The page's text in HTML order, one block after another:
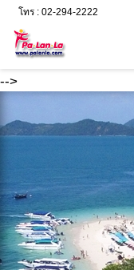
-->
โทร : 02-294-2222